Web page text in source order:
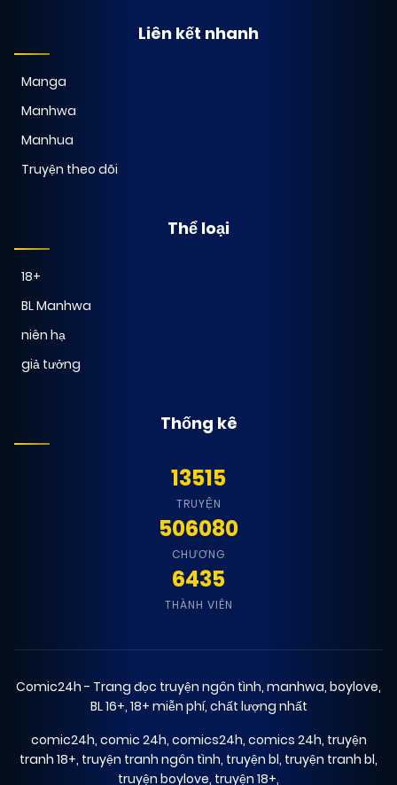
Liên kết nhanh
Manga
Manhwa
Manhua
Truyện theo dõi
Thể loại
18+
BL Manhwa
niên hạ
giả tưởng
Thống kê
13515
TRUYỆN
506080
CHƯƠNG
6435
THÀNH VIÊN
Comic24h - Trang đọc truyện ngôn tình, manhwa, boylove,
BL 16+, 18+ miễn phí, chất lượng nhất
comic24h, comic 24h, comics24h, comics 24h, truyện
tranh 18+, truyện tranh ngôn tình, truyện bl, truyện tranh bl,
truyện boylove, truyện 18+,